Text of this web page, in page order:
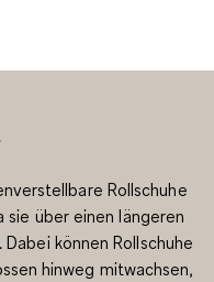
Rollschuhe
sie über einen längeren
können Rollschuhe
hinweg mitwachsen,